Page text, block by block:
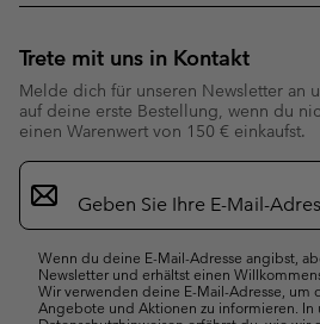
Trete mit uns in Kontakt
Melde dich für unseren Newsletter an
auf deine erste Bestellung, wenn du
einen Warenwert von 150 € einkaufst.
Newsletter-
Anmeldung
Wenn du deine E-Mail-Adresse angibst,
Newsletter und erhältst einen
Wir verwenden deine E-Mail-Adresse, um
Angebote und Aktionen zu informieren. In